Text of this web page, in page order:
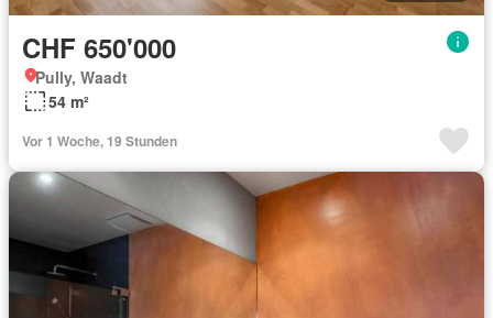
CHF 650'000
Pully, Waadt
54 m²
Vor 1 Woche, 19 Stunden